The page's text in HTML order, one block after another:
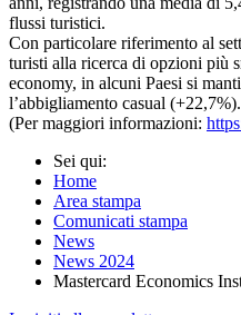
flussi turistici.
Con particolare riferimento al
turisti alla ricerca di opzioni più
economy, in alcuni Paesi si
l’abbigliamento casual (+22,7%).
(Per maggiori informazioni:
Sei qui:
Home
Area stampa
Comunicati stampa
News
News 2024
Mastercard Economics